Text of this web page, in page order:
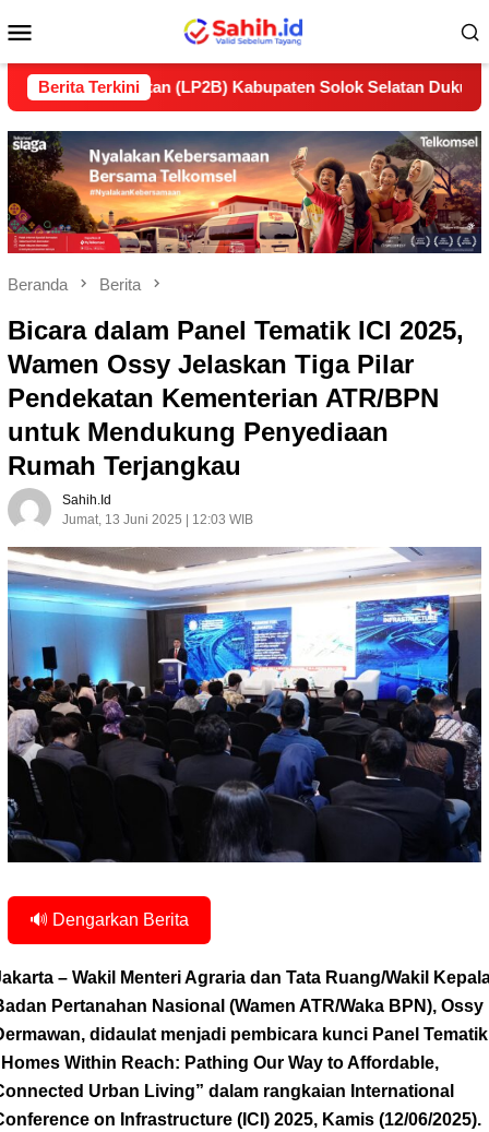
ke
Mobile
Berita Terkini
(LP2B) Kabupaten Solok Selatan Dukung Ketahanan
Beranda Berita
Bicara dalam Panel Tematik ICI 2025,
Wamen Ossy Jelaskan Tiga Pilar
Pendekatan Kementerian ATR/BPN
untuk Mendukung Penyediaan
Rumah Terjangkau
Sahih.id
Jumat, 13 Juni 2025 | 12:03 WIB
🔊 Dengarkan Berita
– Wakil Menteri Agraria dan Tata Ruang/Wakil
Pertanahan Nasional (Wamen ATR/Waka BPN), Ossy
didaulat menjadi pembicara kunci Panel Tematik
Within Reach: Pathing Our Way to Affordable,
Urban Living” dalam rangkaian International
on Infrastructure (ICI) 2025, Kamis (12/06/2025).